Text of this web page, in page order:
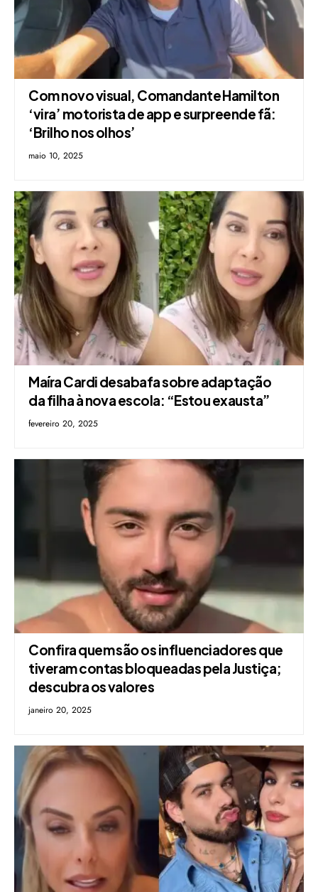
Com novo visual, Comandante Hamilton
‘vira’ motorista de app e surpreende fã:
‘Brilho nos olhos’
maio 10, 2025
Maíra Cardi desabafa sobre adaptação
da filha à nova escola: “Estou exausta”
fevereiro 20, 2025
Confira quem são os influenciadores que
tiveram contas bloqueadas pela Justiça;
descubra os valores
janeiro 20, 2025